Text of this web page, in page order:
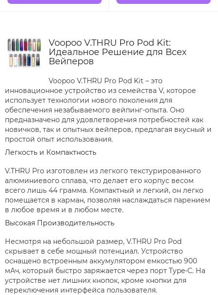
Voopoo V.THRU Pro Pod Kit:
Идеальное Решение для Всех
Вейперов
Voopoo V.THRU Pro Pod Kit – это
инновационное устройство из семейства V, которое
использует технологии нового поколения для
обеспечения незабываемого вейпинг-опыта. Оно
предназначено для удовлетворения потребностей как
новичков, так и опытных вейперов, предлагая вкусный и
простой опыт использования.
Легкость и Компактность
V.THRU Pro изготовлен из легкого текстурированного
алюминиевого сплава, что делает его корпус весом
всего лишь 44 грамма. Компактный и легкий, он легко
помещается в карман, позволяя наслаждаться парением
в любое время и в любом месте.
Высокая Производительность
Несмотря на небольшой размер, V.THRU Pro Pod
скрывает в себе мощный потенциал. Устройство
оснащено встроенным аккумулятором емкостью 900
мАч, который быстро заряжается через порт Type-C. На
устройстве нет лишних кнопок, кроме кнопки для
переключения интерфейса пользователя.